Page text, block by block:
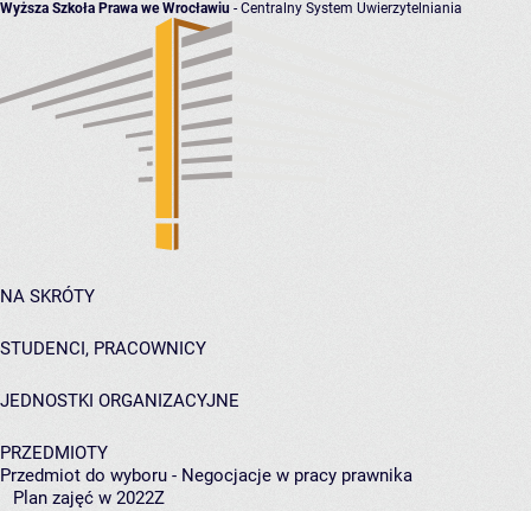
Wyższa Szkoła Prawa we Wrocławiu - Centralny System Uwierzytelniania
NA SKRÓTY
STUDENCI, PRACOWNICY
JEDNOSTKI ORGANIZACYJNE
PRZEDMIOTY
Przedmiot do wyboru - Negocjacje w pracy prawnika
Plan zajęć w 2022Z